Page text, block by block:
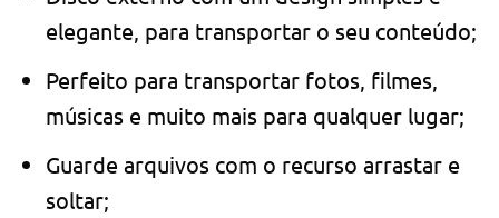
elegante, para transportar o seu conteúdo;
Perfeito para transportar fotos, filmes,
músicas e muito mais para qualquer lugar;
Guarde arquivos com o recurso arrastar e
soltar;